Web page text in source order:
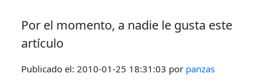
Por el momento, a nadie le gusta este
artículo
Publicado el: 2010-01-25 18:31:03 por panzas